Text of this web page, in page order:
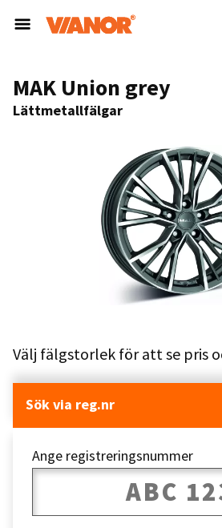
MAK Union grey
Lättmetallfälgar
Välj fälgstorlek för att se pris
Sök via reg.nr
Ange registreringsnummer